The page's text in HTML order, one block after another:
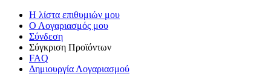
Η λίστα επιθυμιών μου
Ο Λογαριασμός μου
Σύνδεση
Σύγκριση Προϊόντων
FAQ
Δημιουργία Λογαριασμού